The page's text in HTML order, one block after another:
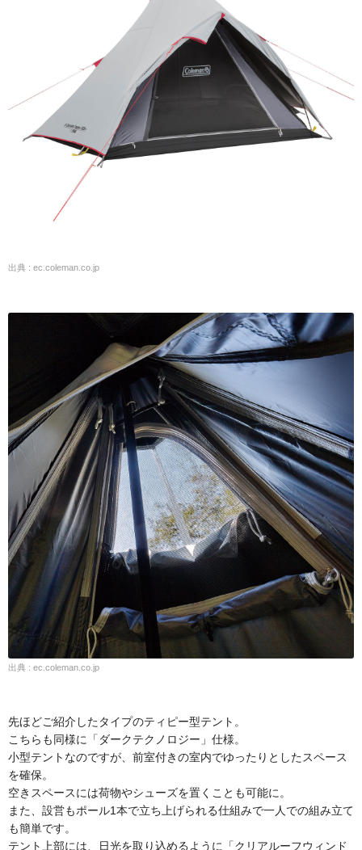
出典 : ec.coleman.co.jp
出典 : ec.coleman.co.jp
先ほどご紹介したタイプのティピー型テント。
こちらも同様に「ダークテクノロジー」仕様。
小型テントなのですが、前室付きの室内でゆったりとしたスペース
を確保。
空きスペースには荷物やシューズを置くことも可能に。
また、設営もポール1本で立ち上げられる仕組みで一人での組み立て
も簡単です。
テント上部には、日光を取り込めるように「クリアルーフウィンド